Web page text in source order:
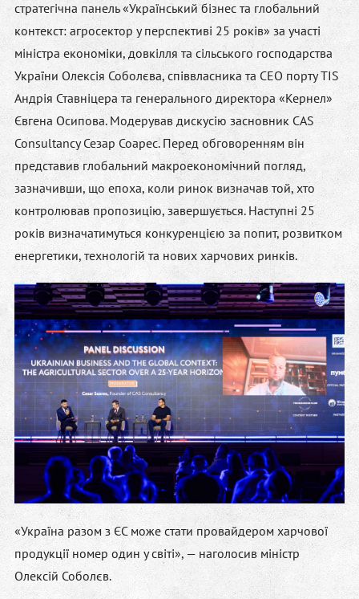
стратегічна панель «Український бізнес та глобальний
контекст: агросектор у перспективі 25 років» за участі
міністра економіки, довкілля та сільського господарства
України Олексія Соболєва, співвласника та CEO порту TIS
Андрія Ставніцера та генерального директора «Кернел»
Євгена Осипова. Модерував дискусію засновник CAS
ConsultancyСезар Соарес. Перед обговоренням він
представив глобальний макроекономічний погляд,
зазначивши, що епоха, коли ринок визначав той, хто
контролював пропозицію, завершується. Наступні 25
років визначатимуться конкуренцією за попит, розвитком
енергетики, технологій та нових харчових ринків.
«Україна разом з ЄС може стати провайдером харчової
продукції номер один у світі», — наголосив міністр
Олексій Соболєв.